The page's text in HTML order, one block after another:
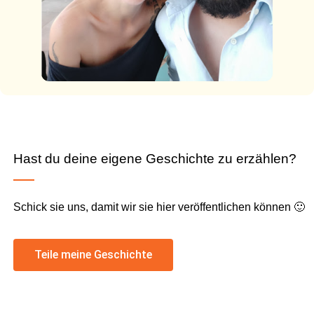
Hast du deine eigene Geschichte zu erzählen?
Schick sie uns, damit wir sie hier veröffentlichen können 🙂
Teile meine Geschichte